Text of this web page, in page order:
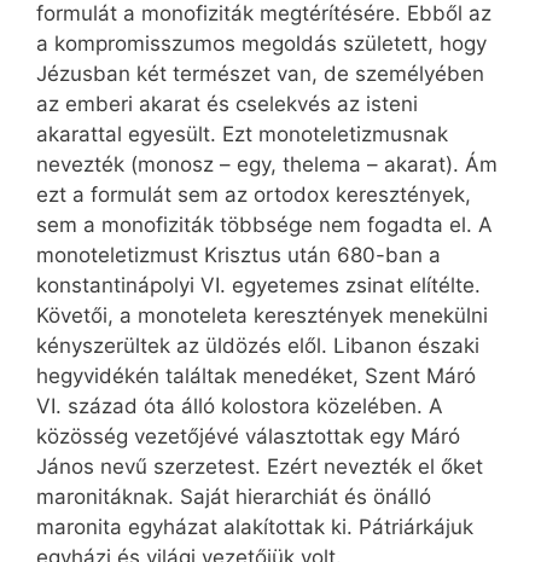
formulát a monofiziták megtérítésére. Ebből az
a kompromisszumos megoldás született, hogy
Jézusban két természet van, de személyében
az emberi akarat és cselekvés az isteni
akarattal egyesült. Ezt monoteletizmusnak
nevezték (monosz – egy, thelema – akarat). Ám
ezt a formulát sem az ortodox keresztények,
sem a monofiziták többsége nem fogadta el. A
monoteletizmust Krisztus után 680-ban a
konstantinápolyi VI. egyetemes zsinat elítélte.
Követői, a monoteleta keresztények menekülni
kényszerültek az üldözés elől. Libanon északi
hegyvidékén találtak menedéket, Szent Máró
VI. század óta álló kolostora közelében. A
közösség vezetőjévé választottak egy Máró
János nevű szerzetest. Ezért nevezték el őket
maronitáknak. Saját hierarchiát és önálló
maronita egyházat alakítottak ki. Pátriárkájuk